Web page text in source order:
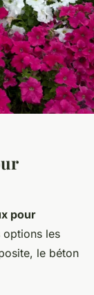
pour
options les
le béton